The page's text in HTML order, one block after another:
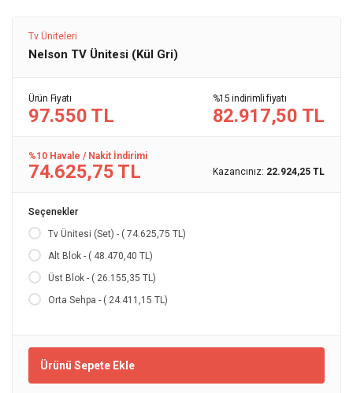
Tv Üniteleri
Nelson TV Ünitesi (Kül Gri)
Ürün Fiyatı
97.550 TL
%15 indirimli fiyatı
82.917,50 TL
%10 Havale / Nakit İndirimi
74.625,75 TL Kazancınız: 22.924,25 TL
Seçenekler
Tv Ünitesi (Set) - ( 74.625,75 TL)
Alt Blok - ( 48.470,40 TL)
Üst Blok - ( 26.155,35 TL)
Orta Sehpa - ( 24.411,15 TL)
Ürünü Sepete Ekle